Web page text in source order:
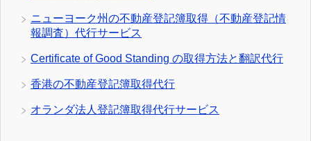
ニューヨーク州の不動産登記簿取得（不動産登記情
報調査）代行サービス
Certificate of Good Standing の取得方法と翻訳代行
香港の不動産登記簿取得代行
オランダ法人登記簿取得代行サービス